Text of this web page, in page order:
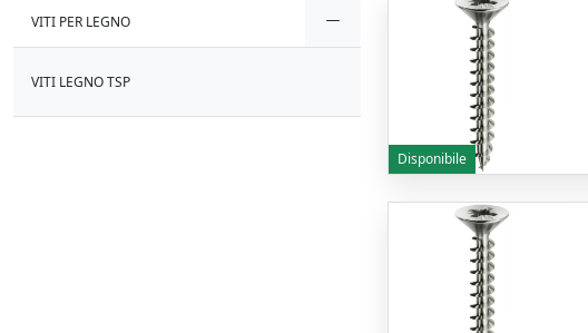
VITI PER LEGNO
VITI LEGNO TSP
Disponibile